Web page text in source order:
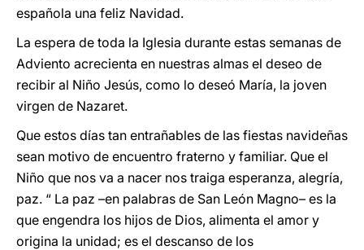
española una feliz Navidad.
La espera de toda la Iglesia durante estas semanas de
Adviento acrecienta en nuestras almas el deseo de
recibir al Niño Jesús, como lo deseó María, la joven
virgen de Nazaret.
Que estos días tan entrañables de las fiestas navideñas
sean motivo de encuentro fraterno y familiar. Que el
Niño que nos va a nacer nos traiga esperanza, alegría,
paz. “ La paz –en palabras de San León Magno– es la
que engendra los hijos de Dios, alimenta el amor y
origina la unidad; es el descanso de los